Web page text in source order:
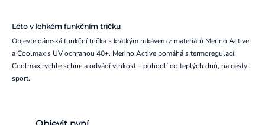
Léto v lehkém funkčním tričku
Objevte dámská funkční trička s krátkým rukávem z materiálů Merino Active
a Coolmax s UV ochranou 40+. Merino Active pomáhá s termoregulací,
Coolmax rychle schne a odvádí vlhkost – pohodlí do teplých dnů, na cesty i
sport.